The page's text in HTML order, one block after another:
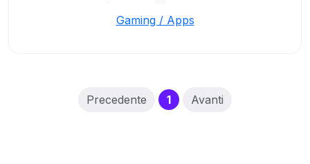
Gaming / Apps
Precedente 1(current)
Avanti